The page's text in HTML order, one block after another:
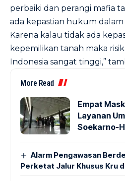
perbaiki dan perangi mafia
ada kepastian hukum
Karena kalau tidak ada
kepemilikan tanah maka
Indonesia sangat tinggi,”
More Read
Empat
Layanan
Soekarno-
Alarm Pengawasan
Perketat Jalur Khusus Kru